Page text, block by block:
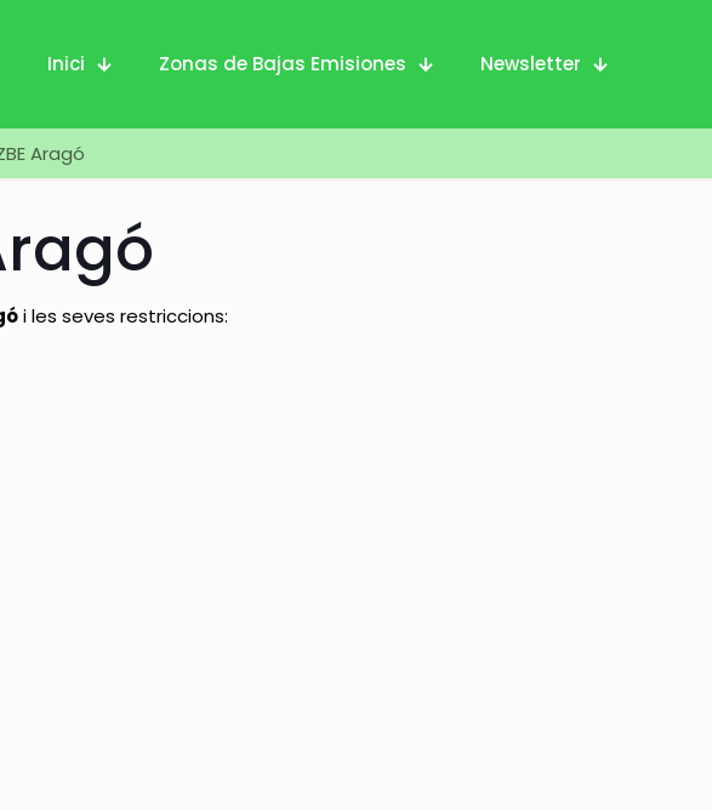
Inici Zonas de Bajas Emisiones Newsletter
Aragó
i les seves restriccions: